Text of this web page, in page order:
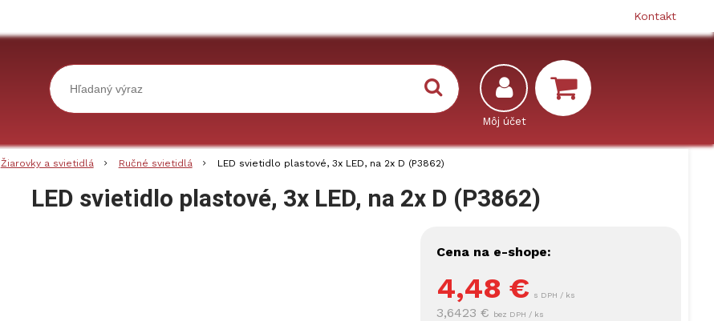
Kontakt
Žiarovky a svietidlá Ručné svietidlá LED svietidlo plastové, 3x LED, na 2x D (P3862)
LED svietidlo plastové, 3x LED, na 2x D (P3862)
Cena na e-shope:
4,48 € s DPH / ks
3,6423 € bez DPH / ks